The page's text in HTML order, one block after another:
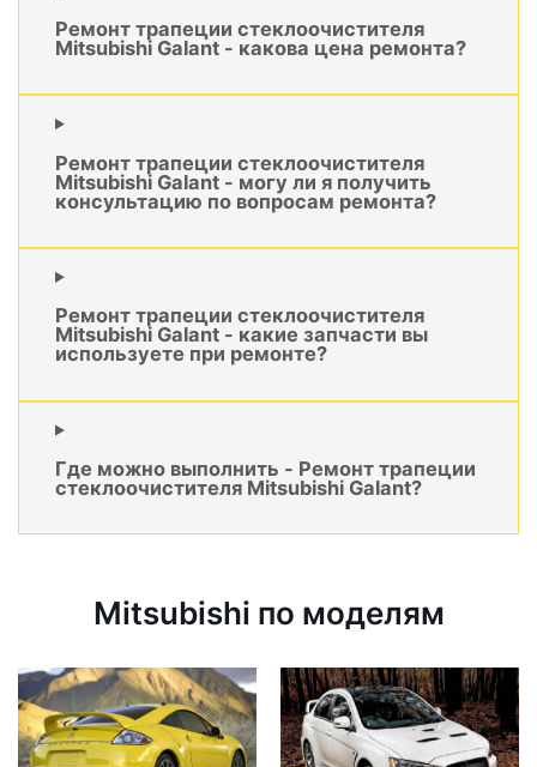
Ремонт трапеции стеклоочистителя
Mitsubishi Galant - какова цена ремонта?
Ремонт трапеции стеклоочистителя
Mitsubishi Galant - могу ли я получить
консультацию по вопросам ремонта?
Ремонт трапеции стеклоочистителя
Mitsubishi Galant - какие запчасти вы
используете при ремонте?
Где можно выполнить - Ремонт трапеции
стеклоочистителя Mitsubishi Galant?
Mitsubishi по моделям